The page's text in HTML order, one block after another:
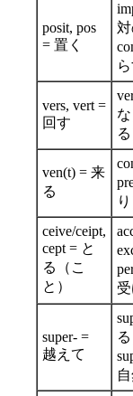
posit, pos
= 置く
ら
vers, vert =
回す
ven(t) = 来
る
ceive/ceipt,
cept = と
る（こ
と）
super- =
越えて